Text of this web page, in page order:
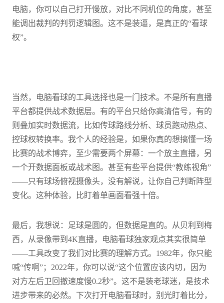
电脑，你可以自己打开慢放，对比不同机位的角度，甚至
能调出裁判的判罚逻辑图。这不是装逼，是真正的“看球
权”。
当然，电脑看球的工具选择也是一门技术。不是所有直播
平台都提供战术数据层。有的平台只给你高清信号，有的
则叠加实时数据流，比如传球路线分析、球员跑动热点、
控球权转换率。我个人的经验是，如果你真的想搞懂一场
比赛的战术博弈，至少需要两个屏幕：一个放主直播，另
一个开数据面板或战术图。甚至有些平台提供“教练视角”
——只有球场俯视摄像头，没有解说，让你自己判断阵型
变化。这种体验，比盯着单画面看强十倍。
最后，我想说：足球是圆的，但数据是直的。从贝利到梅
西，从录像带到4K直播，电脑看球独家观点其实很简单
——工具改变了我们对比赛的理解方式。1982年，你只能
喊“传啊”；2022年，你可以说“这个位置应该内切，因为
对方左后卫回撤速度慢0.2秒”。这不是装老球迷，是技术
进步带来的必然。下次打开电脑看球时，别光盯着比分，